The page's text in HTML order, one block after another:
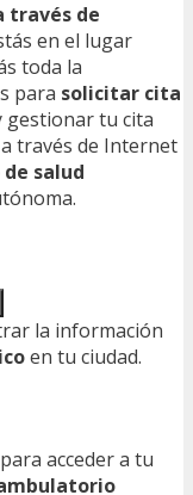
través de
en el lugar
toda la
para solicitar cita
gestionar tu cita
través de Internet
salud
la información
en tu ciudad.
acceder a tu